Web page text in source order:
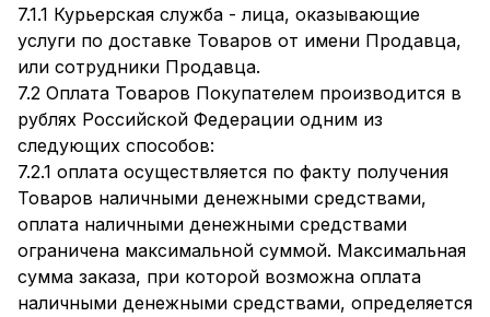
7.1.1 Курьерская служба - лица, оказывающие
услуги по доставке Товаров от имени Продавца,
или сотрудники Продавца.
7.2 Оплата Товаров Покупателем производится в
рублях Российской Федерации одним из
следующих способов:
7.2.1 оплата осуществляется по факту получения
Товаров наличными денежными средствами,
оплата наличными денежными средствами
ограничена максимальной суммой. Максимальная
сумма заказа, при которой возможна оплата
наличными денежными средствами, определяется